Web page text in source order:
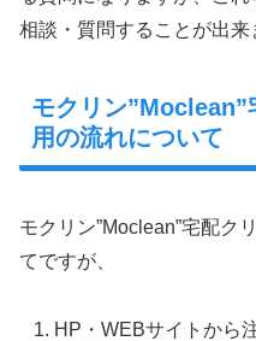
相談・質問することが出来
モクリン”Moclean”
用の流れについて
モクリン”Moclean”宅配ク
てですが、
HP・WEBサイトから